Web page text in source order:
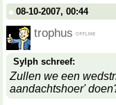
08-10-2007, 00:44
trophus
Sylph schreef:
Zullen we een
aandachtshoer'